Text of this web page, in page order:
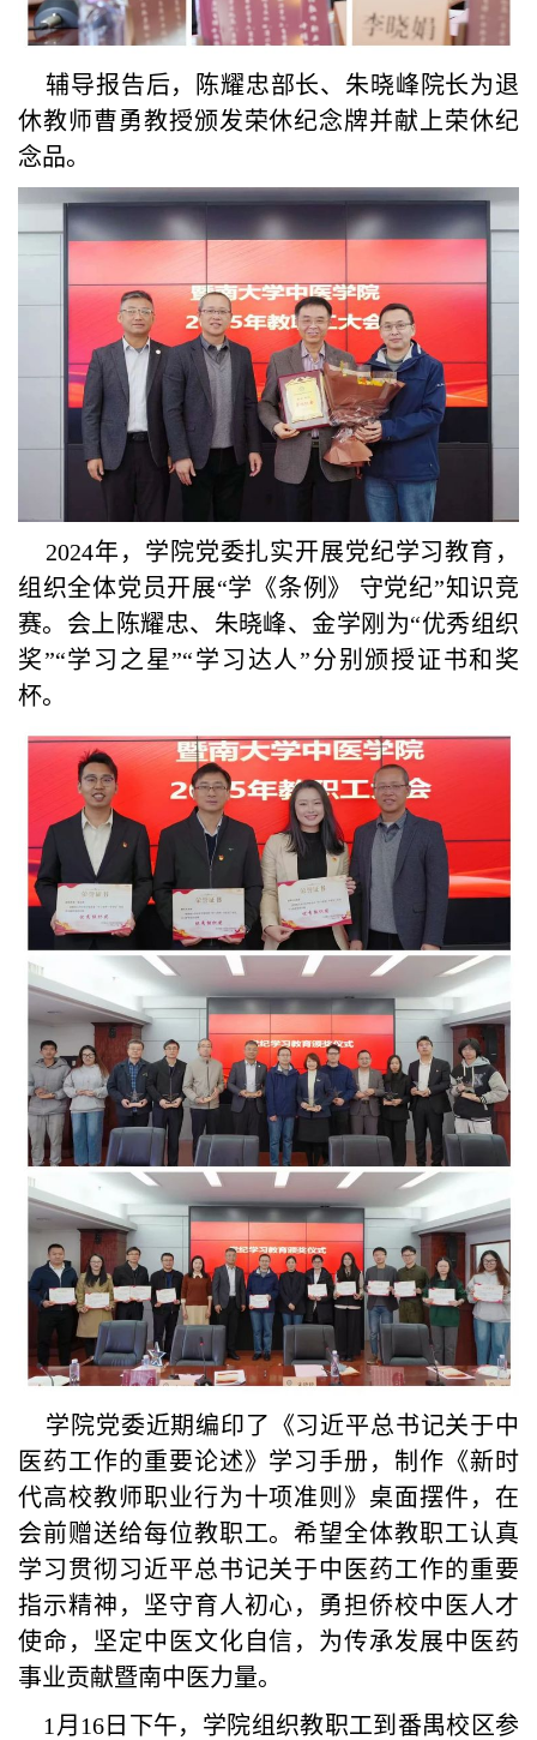
辅导报告后，陈耀忠部长、朱晓峰院长为退
休教师曹勇教授颁发荣休纪念牌并献上荣休纪
念品。
2024年，学院党委扎实开展党纪学习教育，
组织全体党员开展“学《条例》 守党纪”知识竞
赛。会上陈耀忠、朱晓峰、金学刚为“优秀组织
奖”“学习之星”“学习达人”分别颁授证书和奖
杯。
学院党委近期编印了《习近平总书记关于中
医药工作的重要论述》学习手册，制作《新时
代高校教师职业行为十项准则》桌面摆件，在
会前赠送给每位教职工。希望全体教职工认真
学习贯彻习近平总书记关于中医药工作的重要
指示精神，坚守育人初心，勇担侨校中医人才
使命，坚定中医文化自信，为传承发展中医药
事业贡献暨南中医力量。
1月16日下午，学院组织教职工到番禺校区参